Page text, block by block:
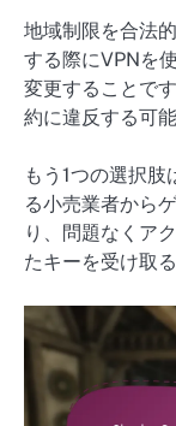
地域制限を合法
する際にVPNを
変更することで
約に違反する可
もう1つの選択
る小売業者から
り、問題なくア
たキーを受け取